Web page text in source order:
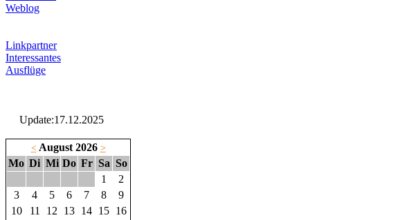
Weblog
Linkpartner
Interessantes
Ausflüge
Update:17.12.2025
<August 2026 >
Mo Di Mi Do Fr Sa So
1
2
3
4 5 6 7 8
9
10
11 12 13 14 15 16